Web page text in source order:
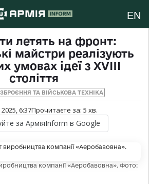
EN
летять на фронт:
майстри реалізують
умовах ідеї з XVIII
століття
ТА ВІЙСЬКОВА ТЕХНІКА
6:37Прочитаєте за: 5 хв.
за АрміяInform в Google
компанії «Аеробавовна». Фото: